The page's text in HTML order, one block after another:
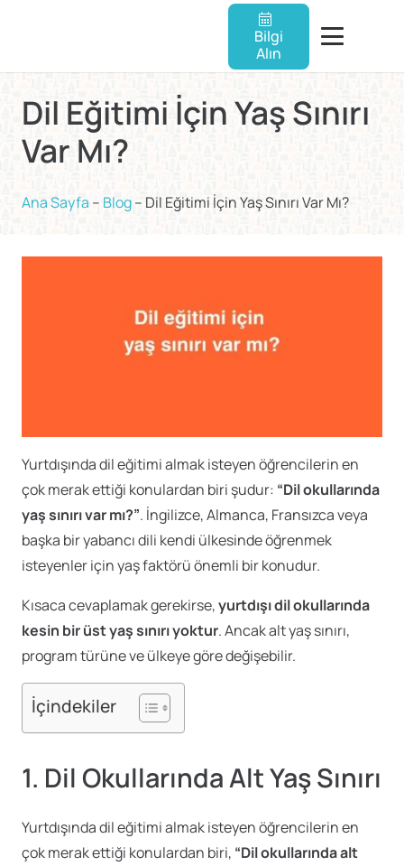
Bilgi
Alın
Dil Eğitimi İçin Yaş Sınırı
Var Mı?
Ana Sayfa – Blog– Dil Eğitimi İçin Yaş Sınırı Var Mı?
Yurtdışında dil eğitimi almak isteyen öğrencilerin en
çok merak ettiği konulardan biri şudur: “Dil okullarında
yaş sınırı var mı?”. İngilizce, Almanca, Fransızca veya
başka bir yabancı dili kendi ülkesinde öğrenmek
isteyenler için yaş faktörü önemli bir konudur.
Kısaca cevaplamak gerekirse,yurtdışı dil okullarında
kesin bir üst yaş sınırı yoktur. Ancak alt yaş sınırı,
program türüne ve ülkeye göre değişebilir.
İçindekiler
1. Dil Okullarında Alt Yaş Sınırı
Yurtdışında dil eğitimi almak isteyen öğrencilerin en
çok merak ettiği konulardan biri, “Dil okullarında alt